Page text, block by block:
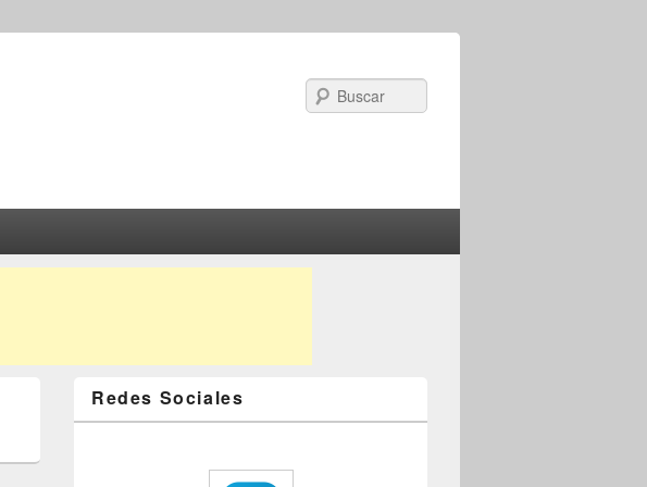
Redes Sociales